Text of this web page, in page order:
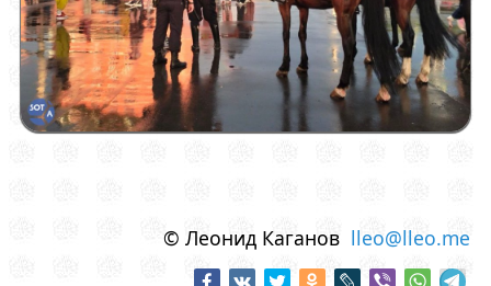
© Леонид Каганов lleo@lleo.me